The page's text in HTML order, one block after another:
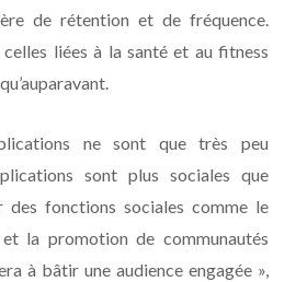
de rétention et de fréquence.
liées à la santé et au fitness
ne sont que très peu
sont plus sociales que
des fonctions sociales comme le
la promotion de communautés
à bâtir une audience engagée »,